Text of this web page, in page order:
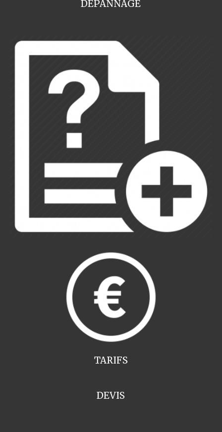
DEPANNAGE
TARIFS
DEVIS